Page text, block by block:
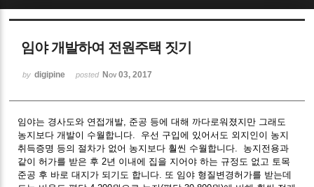
임야 개발하여 전원주택 짓기
by digipine posted Nov 03, 2017
임야는 경사도와 연접개발, 준공 등에 대해 까다로워졌지만 그래도
농지보다 개발이 수월합니다. 우선 구입에 있어서도 외지인이 농지
취득증명 등의 절차가 없어 농지보다 훨씬 수월합니다. 농지전용과
같이 허가를 받은 후 2년 이내에 집을 지어야 하는 규정도 없고 토목
준공 후 바로 대지가 되기도 합니다. 또 임야 형질변경허가를 받는데
Sketchbook5, 스케치북5
Sketchbook5, 스케치북5